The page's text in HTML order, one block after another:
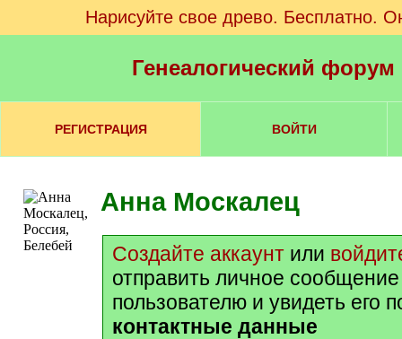
Нарисуйте свое древо. Бесплатно.
Генеалогический
РЕГИСТРАЦИЯ ВОЙТИ
Анна Москалец
Создайте аккаунт или
отправить личное
пользователю и увидеть его
контактные данные